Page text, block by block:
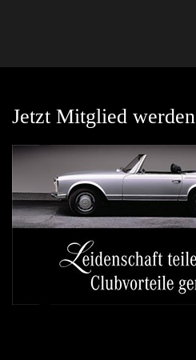
Jetzt Mitglied werden